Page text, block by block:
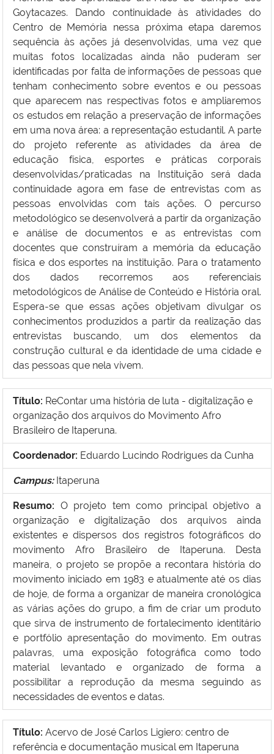
Goytacazes. Dando continuidade às atividades do
Centro de Memória nessa próxima etapa daremos
sequência às ações já desenvolvidas, uma vez que
muitas fotos localizadas ainda não puderam ser
identificadas por falta de informações de pessoas que
tenham conhecimento sobre eventos e ou pessoas
que aparecem nas respectivas fotos e ampliaremos
os estudos em relação a preservação de informações
em uma nova área: a representação estudantil. A parte
do projeto referente as atividades da área de
educação física, esportes e práticas corporais
desenvolvidas/praticadas na Instituição será dada
continuidade agora em fase de entrevistas com as
pessoas envolvidas com tais ações. O percurso
metodológico se desenvolverá a partir da organização
e análise de documentos e as entrevistas com
docentes que construíram a memória da educação
física e dos esportes na instituição. Para o tratamento
dos dados recorremos aos referenciais
metodológicos de Análise de Conteúdo e História oral.
Espera-se que essas ações objetivam divulgar os
conhecimentos produzidos a partir da realização das
entrevistas buscando, um dos elementos da
construção cultural e da identidade de uma cidade e
das pessoas que nela vivem.
Título: ReContar uma história de luta - digitalização e
organização dos arquivos do Movimento Afro
Brasileiro de Itaperuna.
Coordenador: Eduardo Lucindo Rodrigues da Cunha
Campus: Itaperuna
Resumo: O projeto tem como principal objetivo a
organização e digitalização dos arquivos ainda
existentes e dispersos dos registros fotográficos do
movimento Afro Brasileiro de Itaperuna. Desta
maneira, o projeto se propõe a recontara história do
movimento iniciado em 1983 e atualmente até os dias
de hoje, de forma a organizar de maneira cronológica
as várias ações do grupo, a fim de criar um produto
que sirva de instrumento de fortalecimento identitário
e portfólio apresentação do movimento. Em outras
palavras, uma exposição fotográfica como todo
material levantado e organizado de forma a
possibilitar a reprodução da mesma seguindo as
necessidades de eventos e datas.
Título: Acervo de José Carlos Ligiero: centro de
referência e documentação musical em Itaperuna